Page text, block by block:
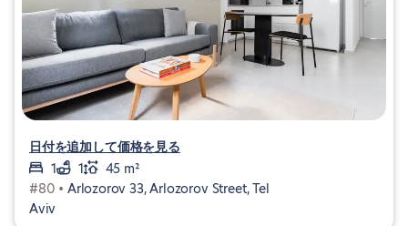
日付を追加して価格を見る
1
1
45 m²
#80 • Arlozorov 33, Arlozorov Street, Tel
Aviv